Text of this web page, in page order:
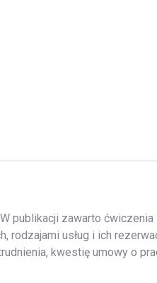
publikacji zawarto ćwiczenia
rodzajami usług i ich
kwestię umowy o